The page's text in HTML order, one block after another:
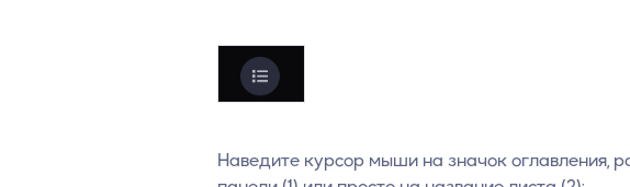
Наведите курсор мыши на значок оглавления,